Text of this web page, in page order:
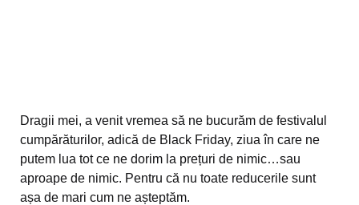
Dragii mei, a venit vremea să ne bucurăm de festivalul
cumpărăturilor, adică de Black Friday, ziua în care ne
putem lua tot ce ne dorim la prețuri de nimic…sau
aproape de nimic. Pentru că nu toate reducerile sunt
așa de mari cum ne așteptăm.